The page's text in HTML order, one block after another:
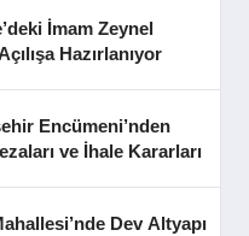
İmam Zeynel
Hazırlanıyor
Encümeni’nden
ve İhale Kararları
Dev Altyapı